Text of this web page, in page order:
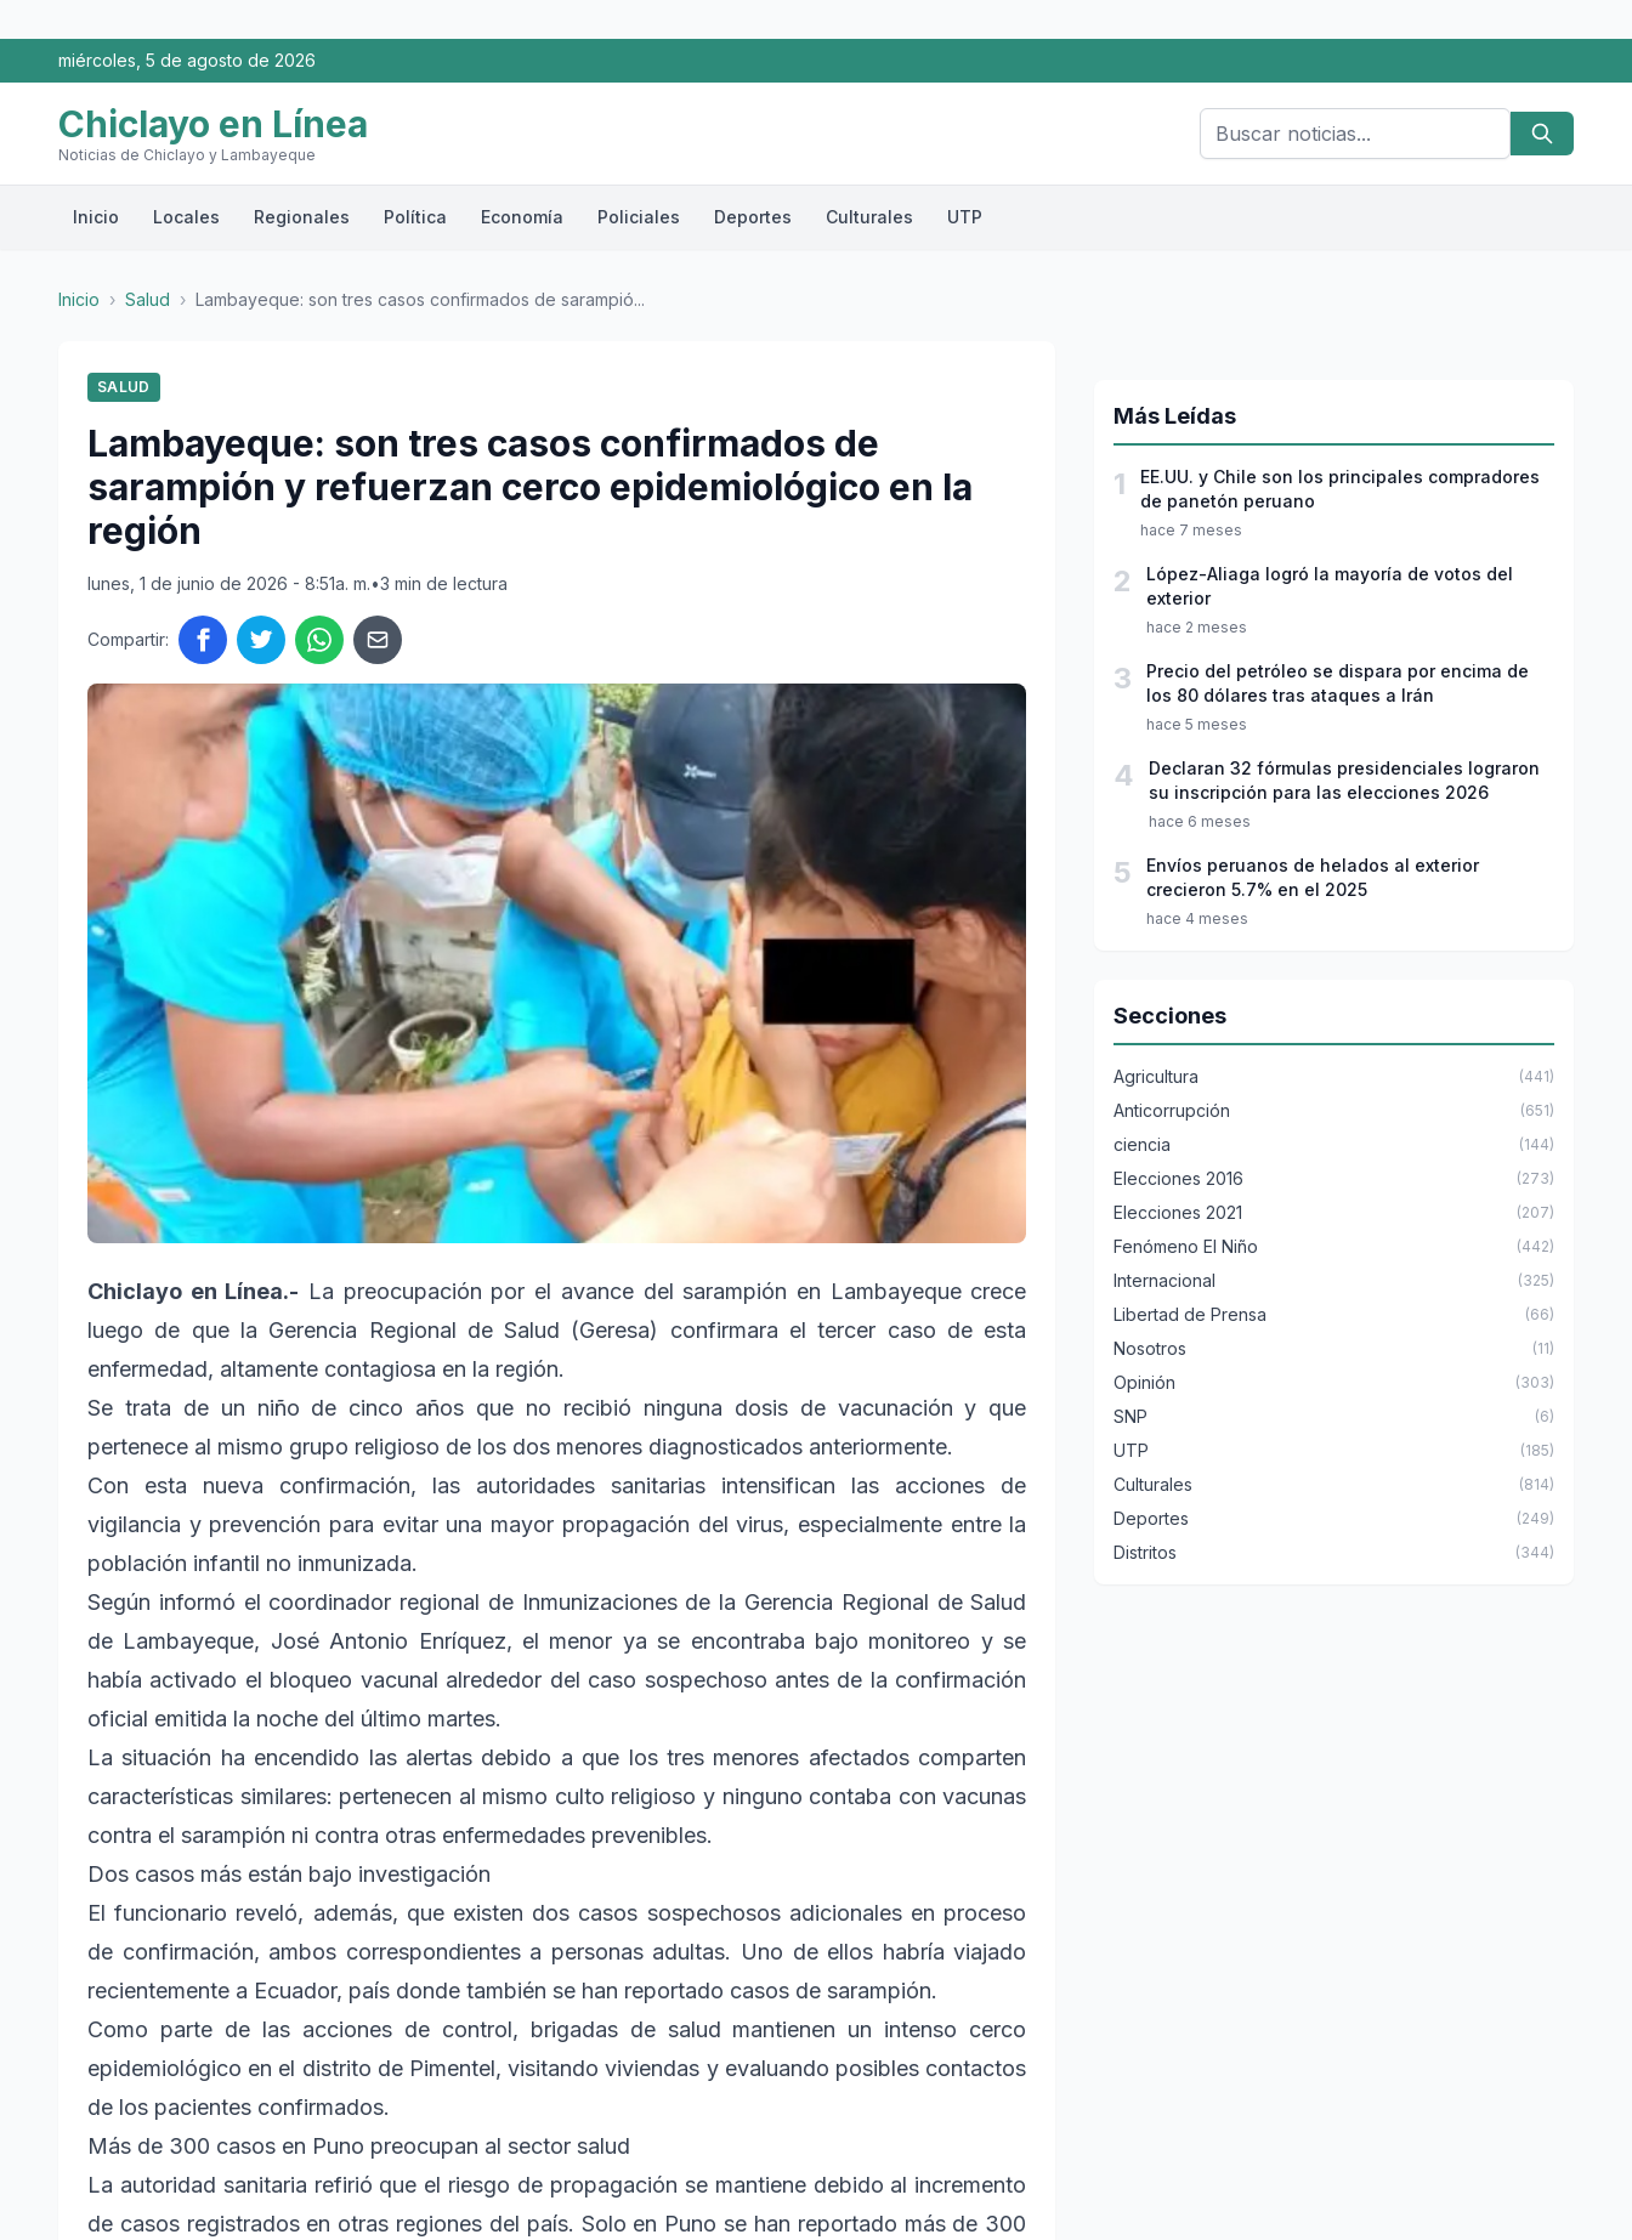
miércoles, 5 de agosto de 2026
Chiclayo en Línea
Noticias de Chiclayo y Lambayeque
Inicio Locales Regionales Política Economía Policiales Deportes Culturales UTP
Inicio › Salud › Lambayeque: son tres casos confirmados de sarampió...
SALUD
Lambayeque: son tres casos confirmados de
sarampión y refuerzan cerco epidemiológico en la
región
lunes, 1 de junio de 2026 - 8:51a. m.•3 min de lectura
Compartir:
Chiclayo en Línea.- La preocupación por el avance del sarampión en Lambayeque crece
luego de que la Gerencia Regional de Salud (Geresa) confirmara el tercer caso de esta
enfermedad, altamente contagiosa en la región.
Se trata de un niño de cinco años que no recibió ninguna dosis de vacunación y que
pertenece al mismo grupo religioso de los dos menores diagnosticados anteriormente.
Con esta nueva confirmación, las autoridades sanitarias intensifican las acciones de
vigilancia y prevención para evitar una mayor propagación del virus, especialmente entre la
población infantil no inmunizada.
Según informó el coordinador regional de Inmunizaciones de la Gerencia Regional de Salud
de Lambayeque, José Antonio Enríquez, el menor ya se encontraba bajo monitoreo y se
había activado el bloqueo vacunal alrededor del caso sospechoso antes de la confirmación
oficial emitida la noche del último martes.
La situación ha encendido las alertas debido a que los tres menores afectados comparten
características similares: pertenecen al mismo culto religioso y ninguno contaba con vacunas
contra el sarampión ni contra otras enfermedades prevenibles.
Dos casos más están bajo investigación
El funcionario reveló, además, que existen dos casos sospechosos adicionales en proceso
de confirmación, ambos correspondientes a personas adultas. Uno de ellos habría viajado
recientemente a Ecuador, país donde también se han reportado casos de sarampión.
Como parte de las acciones de control, brigadas de salud mantienen un intenso cerco
epidemiológico en el distrito de Pimentel, visitando viviendas y evaluando posibles contactos
de los pacientes confirmados.
Más de 300 casos en Puno preocupan al sector salud
La autoridad sanitaria refirió que el riesgo de propagación se mantiene debido al incremento
de casos registrados en otras regiones del país. Solo en Puno se han reportado más de 300
Más Leídas
1
EE.UU. y Chile son los principales compradores
de panetón peruano
hace 7 meses
2
López-Aliaga logró la mayoría de votos del
exterior
hace 2 meses
3
Precio del petróleo se dispara por encima de
los 80 dólares tras ataques a Irán
hace 5 meses
4
Declaran 32 fórmulas presidenciales lograron
su inscripción para las elecciones 2026
hace 6 meses
5
Envíos peruanos de helados al exterior
crecieron 5.7% en el 2025
hace 4 meses
Secciones
Agricultura (441)
Anticorrupción (651)
ciencia (144)
Elecciones 2016 (273)
Elecciones 2021 (207)
Fenómeno El Niño (442)
Internacional (325)
Libertad de Prensa (66)
Nosotros (11)
Opinión (303)
SNP (6)
UTP (185)
Culturales (814)
Deportes (249)
Distritos (344)